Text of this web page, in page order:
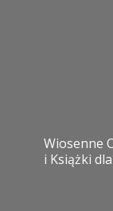
Wiosenne
i Książki